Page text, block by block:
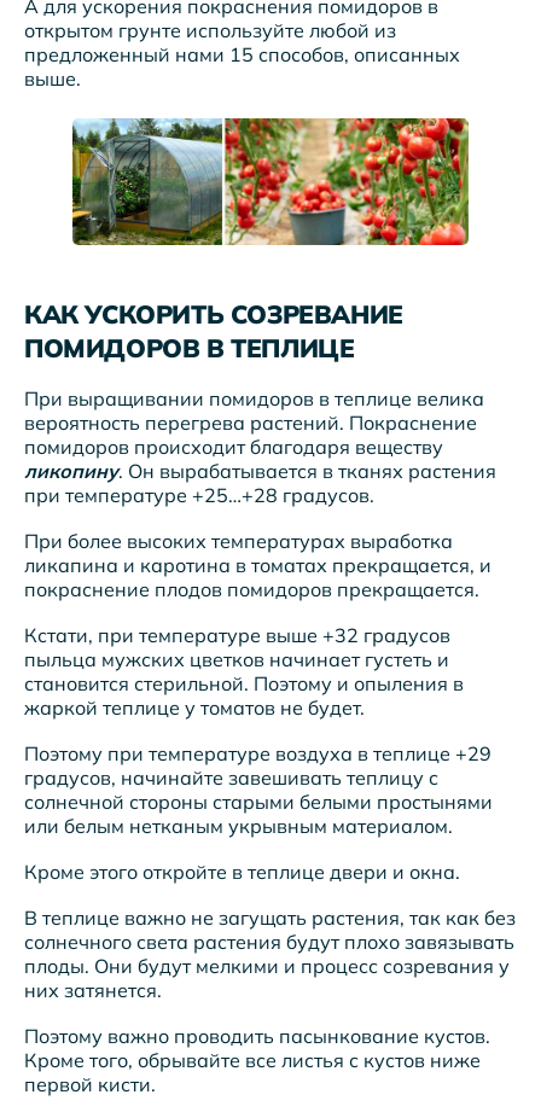
А для ускорения покраснения помидоров в
открытом грунте используйте любой из
предложенный нами 15 способов, описанных
выше.
КАК УСКОРИТЬ СОЗРЕВАНИЕ
ПОМИДОРОВ В ТЕПЛИЦЕ
При выращивании помидоров в теплице велика
вероятность перегрева растений. Покраснение
помидоров происходит благодаря веществу
ликопину. Он вырабатывается в тканях растения
при температуре +25…+28 градусов.
При более высоких температурах выработка
ликапина и каротина в томатах прекращается, и
покраснение плодов помидоров прекращается.
Кстати, при температуре выше +32 градусов
пыльца мужских цветков начинает густеть и
становится стерильной. Поэтому и опыления в
жаркой теплице у томатов не будет.
Поэтому при температуре воздуха в теплице +29
градусов, начинайте завешивать теплицу с
солнечной стороны старыми белыми простынями
или белым нетканым укрывным материалом.
Кроме этого откройте в теплице двери и окна.
В теплице важно не загущать растения, так как без
солнечного света растения будут плохо завязывать
плоды. Они будут мелкими и процесс созревания у
них затянется.
Поэтому важно проводить пасынкование кустов.
Кроме того, обрывайте все листья с кустов ниже
первой кисти.